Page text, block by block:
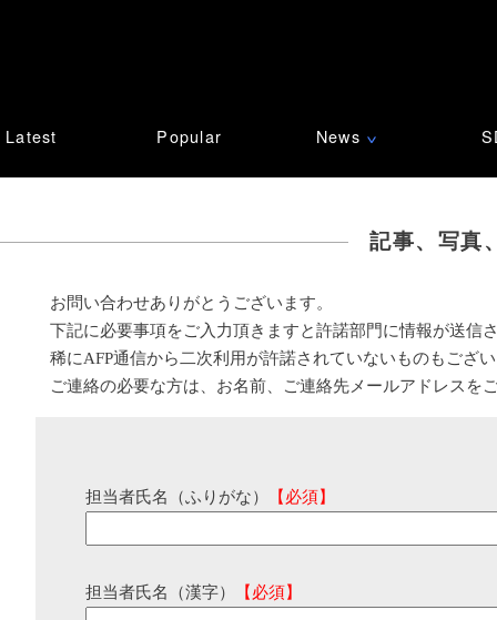
Latest Popular News ∨
記事、写真
お問い合わせありがとうございます。
下記に必要事項をご入力頂きますと許諾部門に情報が送信
稀にAFP通信から二次利用が許諾されていないものもござ
ご連絡の必要な方は、お名前、ご連絡先メールアドレスを
担当者氏名（ふりがな） 【必須】
担当者氏名（漢字） 【必須】